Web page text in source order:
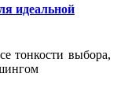
идеальной
тонкости выбора,